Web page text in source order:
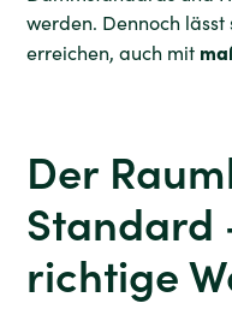
werden. Dennoch
erreichen, auch mit
Der
Standard
richtige